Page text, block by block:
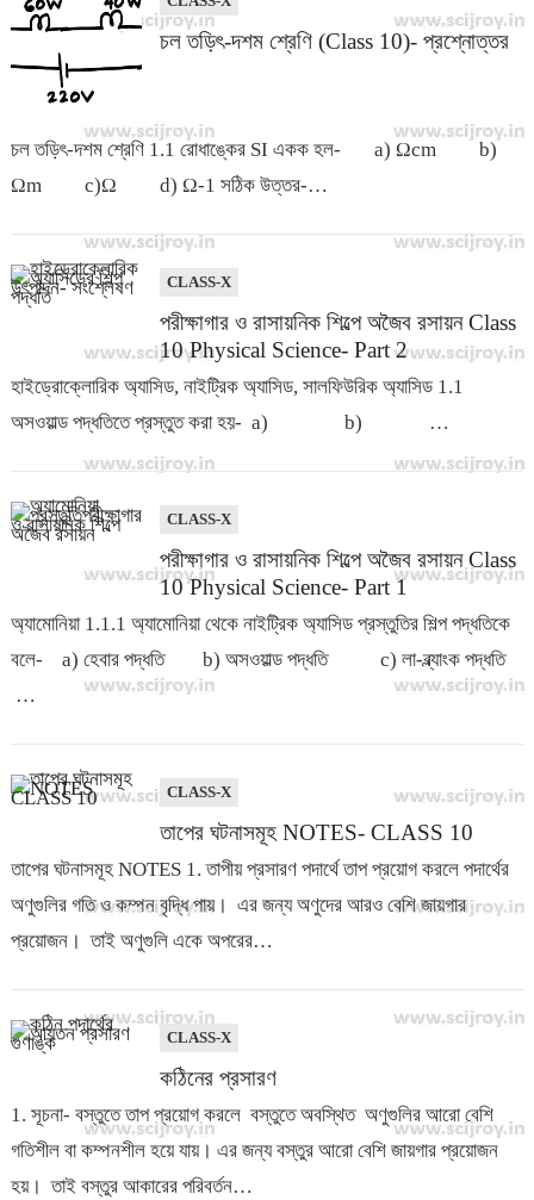
চল তড়িৎ-দশম শ্রেণি (Class 10)- প্রশ্নোত্তর
চল তড়িৎ-দশম শ্রেণি 1.1 রোধাঙ্কের SI একক হল- a) Ωcm b)
Ωm c)Ω d) Ω-1 সঠিক উত্তর-…
CLASS-X
পরীক্ষাগার ও রাসায়নিক শিল্পে অজৈব রসায়ন Class
10 Physical Science- Part 2
হাইড্রোক্লোরিক অ্যাসিড, নাইট্রিক অ্যাসিড, সালফিউরিক অ্যাসিড 1.1
অসওয়াল্ড পদ্ধতিতে প্রস্তুত করা হয়- a) b) …
CLASS-X
পরীক্ষাগার ও রাসায়নিক শিল্পে অজৈব রসায়ন Class
10 Physical Science- Part 1
অ্যামোনিয়া 1.1.1 অ্যামোনিয়া থেকে নাইট্রিক অ্যাসিড প্রস্তুতির শিল্প পদ্ধতিকে
বলে- a) হেবার পদ্ধতি b) অসওয়াল্ড পদ্ধতি c) লা-ব্ল্যাংক পদ্ধতি
…
CLASS-X
তাপের ঘটনাসমূহ NOTES- CLASS 10
তাপের ঘটনাসমূহ NOTES 1. তাপীয় প্রসারণ পদার্থে তাপ প্রয়োগ করলে পদার্থের
অণুগুলির গতি ও কম্পন বৃদ্ধি পায়। এর জন্য অণুদের আরও বেশি জায়গার
প্রয়োজন। তাই অণুগুলি একে অপরের…
CLASS-X
কঠিনের প্রসারণ
1. সূচনা- বস্তুতে তাপ প্রয়োগ করলে বস্তুতে অবস্থিত অণুগুলির আরো বেশি
গতিশীল বা কম্পনশীল হয়ে যায়। এর জন্য বস্তুর আরো বেশি জায়গার প্রয়োজন
হয়। তাই বস্তুর আকারের পরিবর্তন…